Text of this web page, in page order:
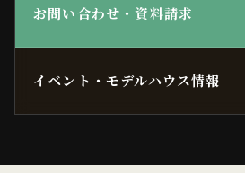
お問い合わせ・資料請求
イベント・モデルハウス情報